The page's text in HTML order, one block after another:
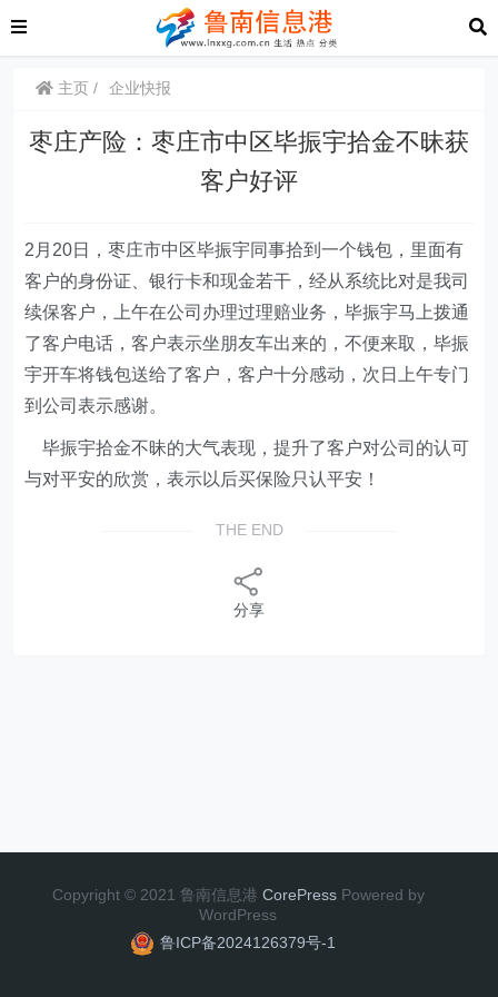
主页 企业快报
枣庄产险：枣庄市中区毕振宇拾金不昧获
客户好评
2 月20日，枣庄市中区毕振宇同事拾到一个钱包，里面有
客户的身份证、银行卡和现金若干，经从系统比对是我司
续保客户，上午在公司办理过理赔业务，毕振宇马上拨通
了客户电话，客户表示坐朋友车出来的，不便来取，毕振
宇开车将钱包送给了客户，客户十分感动，次日上午专门
到公司表示感谢。
毕振宇拾金不昧的大气表现，提升了客户对公司的认可
与对平安的欣赏，表示以后买保险只认平安！
THE END
分享
Copyright © 2021 鲁南信息港 CorePress Powered by
WordPress
鲁ICP备2024126379号-1